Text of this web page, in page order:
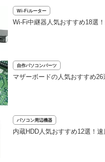
Wi-Fiルーター
Wi-Fi中継器人気おすすめ18選
自作パソコンパーツ
マザーボードの人気おすすめ
パソコン周辺機器
内蔵HDD人気おすすめ12選！